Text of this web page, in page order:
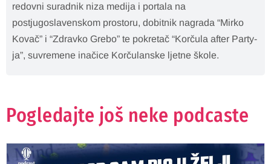
redovni suradnik niza medija i portala na
postjugoslavenskom prostoru, dobitnik nagrada “Mirko
Kovač” i “Zdravko Grebo” te pokretač “Korčula after Party-
ja”, suvremene inačice Korčulanske ljetne škole.
Pogledajte još neke podcaste